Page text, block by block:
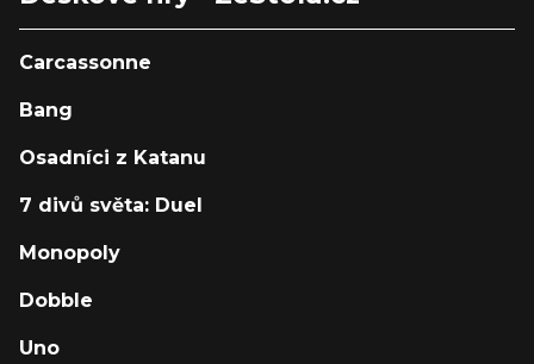
Carcassonne
Bang
Osadníci z Katanu
7 divů světa: Duel
Monopoly
Dobble
Uno